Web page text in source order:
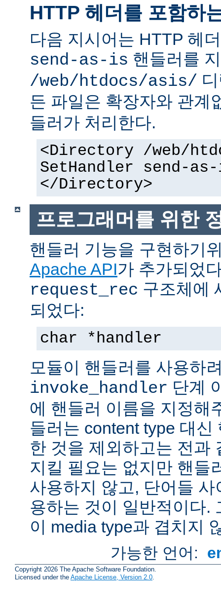
HTTP 헤더를 포함하
다음 지시어는 HTTP 헤
send-as-is 핸들러를
/web/htdocs/asis/
든 파일은 확장자와 관계
들러가 처리한다.
<Directory /web/
SetHandler send-
</Directory>
프로그래머를 위한
핸들러 기능을 구현하기
Apache API가 추가되었
request_rec 구조체에
되었다:
char *handler
모듈이 핸들러를 사용하
invoke_handler 단계
에 핸들러 이름을 지정해
들러는 content type 대신
한 것을 제외하고는 전과
지킬 필요는 없지만 핸들
사용하지 않고, 단어들
용하는 것이 일반적이다.
이 media type과 겹치지
가능한 언어:
Copyright 2026 The Apache Software Foundation.
Licensed under the Apache License, Version 2.0.